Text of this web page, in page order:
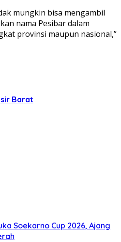
mungkin bisa mengambil
nama Pesibar dalam
provinsi maupun nasional,”
Barat
Soekarno Cup 2026, Ajang